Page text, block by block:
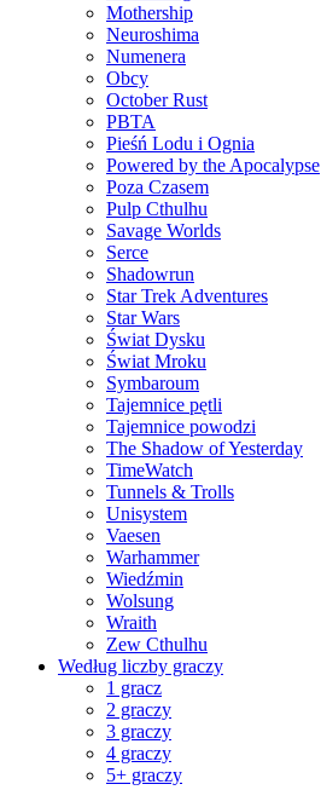
Mothership
Neuroshima
Numenera
Obcy
October Rust
PBTA
Pieśń Lodu i Ognia
Powered by the Apocalypse
Poza Czasem
Pulp Cthulhu
Savage Worlds
Serce
Shadowrun
Star Trek Adventures
Star Wars
Świat Dysku
Świat Mroku
Symbaroum
Tajemnice pętli
Tajemnice powodzi
The Shadow of Yesterday
TimeWatch
Tunnels & Trolls
Unisystem
Vaesen
Warhammer
Wiedźmin
Wolsung
Wraith
Zew Cthulhu
Według liczby graczy
1 gracz
2 graczy
3 graczy
4 graczy
5+ graczy